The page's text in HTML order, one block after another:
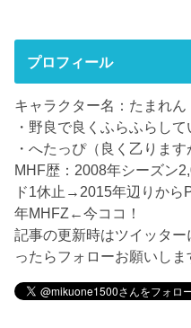
プロフィール
キャラクター名：たまれん
・野良で良くふらふらして
・へたっぴ（良く乙ります
MHF歴：2008年シーズン
ド1休止→2015年辺りか
年MHFZ←今ココ！
記事の更新時はツイッタ
ったらフォローお願いしま